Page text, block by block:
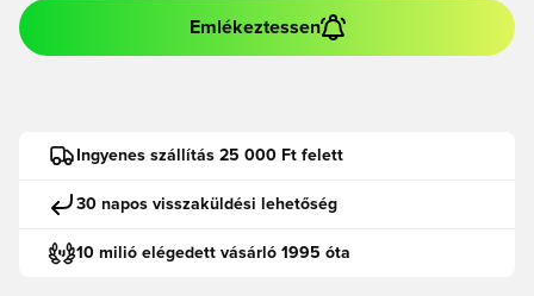
Emlékeztessen
Ingyenes szállítás 25 000 Ft felett
30 napos visszaküldési lehetőség
10 milió elégedett vásárló 1995 óta